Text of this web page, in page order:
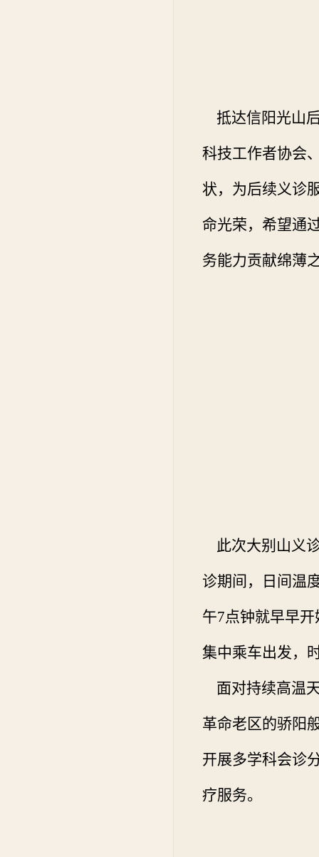
抵达信阳光山
科技工作者协会
状，为后续义诊
命光荣，希望通
务能力贡献绵薄
此次大别山义
诊期间，日间温
午7点钟就早早
集中乘车出发，
面对持续高温
革命老区的骄阳
开展多学科会诊
疗服务。